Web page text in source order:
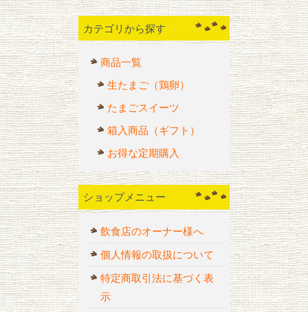
カテゴリから探す
商品一覧
生たまご（鶏卵）
たまごスイーツ
箱入商品（ギフト）
お得な定期購入
ショップメニュー
飲食店のオーナー様へ
個人情報の取扱について
特定商取引法に基づく表
示